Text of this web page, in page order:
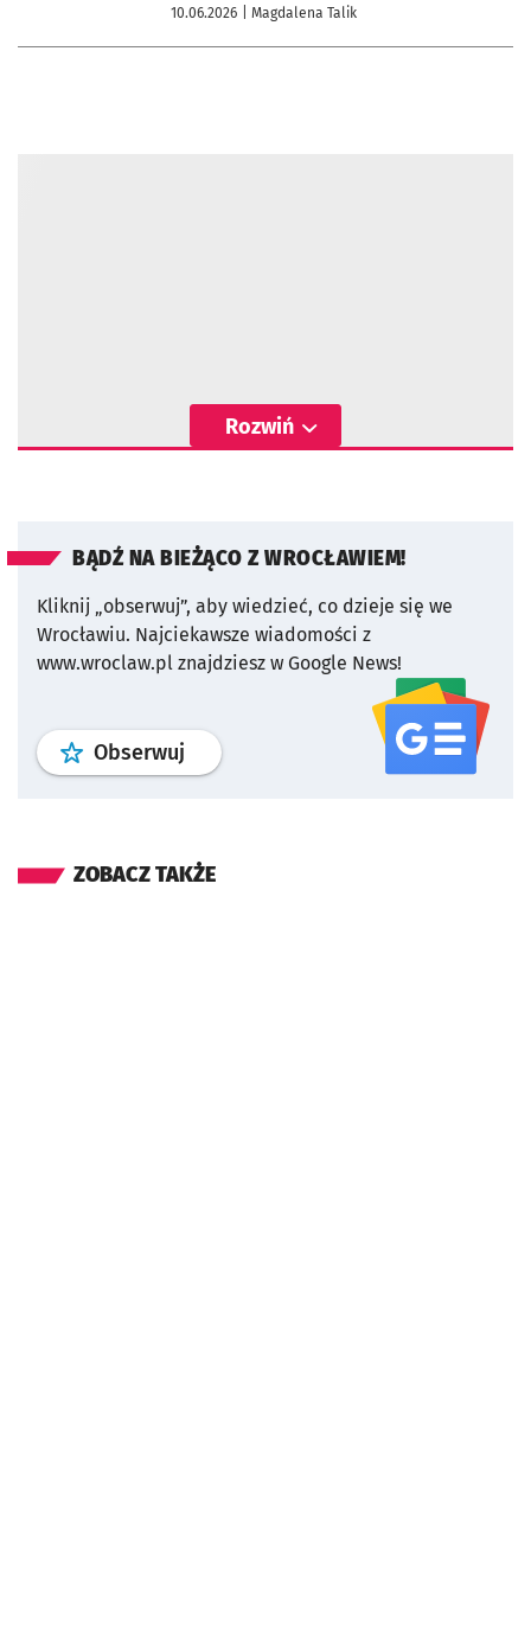
10.06.2026 | Magdalena Talik
Rozwiń
BĄDŹ NA BIEŻĄCO Z WROCŁAWIEM!
Kliknij „obserwuj”, aby wiedzieć, co dzieje się we
Wrocławiu. Najciekawsze wiadomości z
www.wroclaw.pl znajdziesz w Google News!
Obserwuj profil serwisu
ZOBACZ TAKŻE